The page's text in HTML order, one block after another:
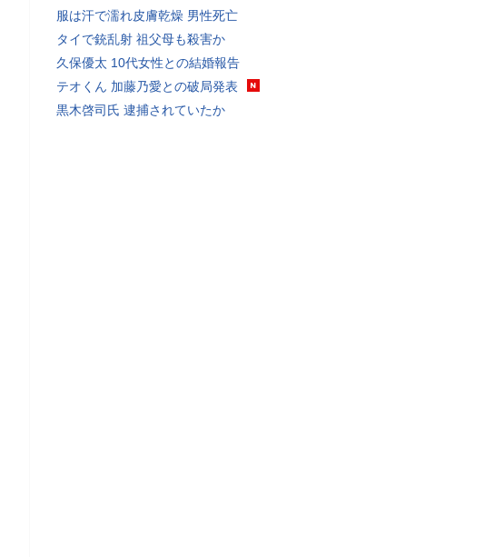
服は汗で濡れ皮膚乾燥 男性死亡
タイで銃乱射 祖父母も殺害か
久保優太 10代女性との結婚報告
テオくん 加藤乃愛との破局発表
黒木啓司氏 逮捕されていたか